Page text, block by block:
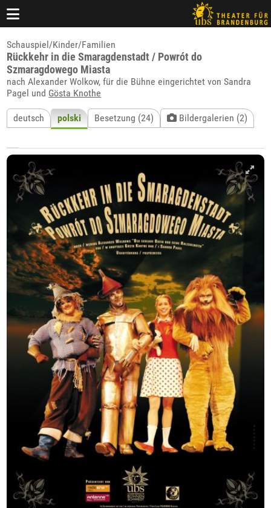
Schauspiel/Kinder/Familien
Rückkehr in die Smaragdenstadt / Powrót do
Szmaragdowego Miasta
nach Alexander Wolkow, für die Bühne eingerichtet von Sandra
Pagel und Gösta Knothe
deutsch polski Besetzung (24) Bildergalerien (2)